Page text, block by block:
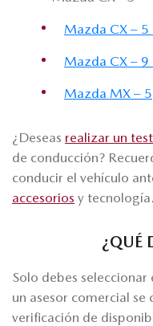
Mazda CX –
Mazda CX –
Mazda MX – 5
¿Deseas realizar un
de conducción?
conducir el vehículo
accesorios y tecnología.
¿QUÉ
Solo debes seleccionar
un asesor comercial
verificación de